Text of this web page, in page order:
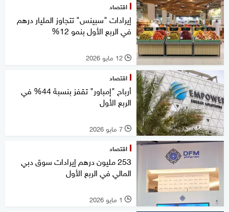
اقتصاد
إيرادات "سبينس" تتجاوز المليار درهم
في الربع الأول بنمو 12%
l 12 مايو 2026
اقتصاد
أرباح "إمباور" تقفز بنسبة 44% في
الربع الأول
l 7 مايو 2026
اقتصاد
253 مليون درهم إيرادات سوق دبي
المالي في الربع الأول
l 1 مايو 2026